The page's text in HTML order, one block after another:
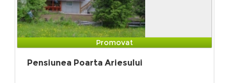
Promovat
Pensiunea Poarta Ariesului